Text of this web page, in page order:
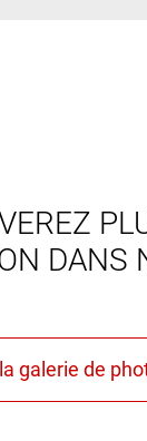
DANS